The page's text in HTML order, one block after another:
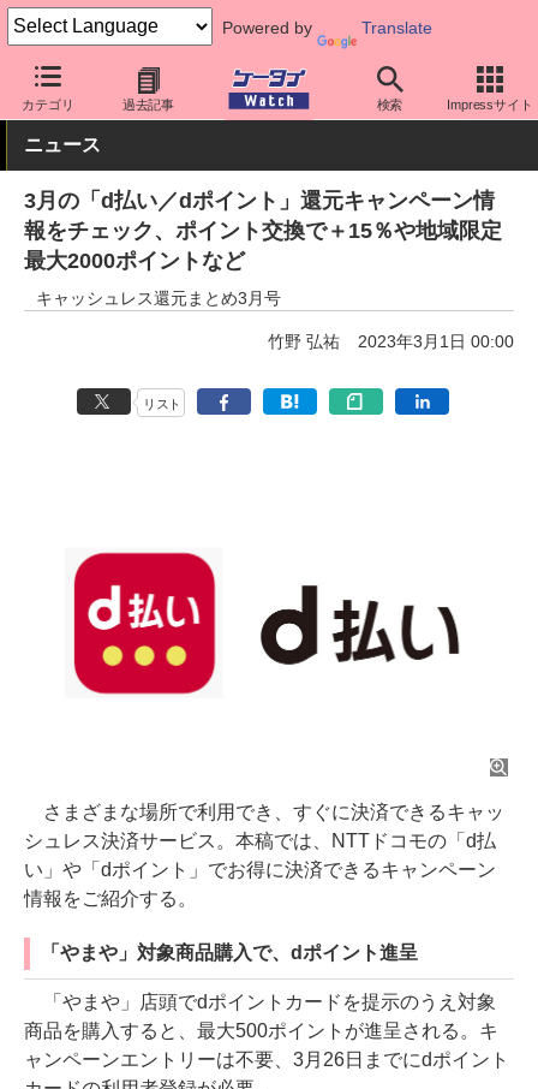
Powered by Translate
カテゴリ 過去記事 検索 Impressサイト
ケータイ Watch キャリア ドコモ アプリ・サービス
ニュース
3月の「d払い／dポイント」還元キャンペーン情
報をチェック、ポイント交換で＋15％や地域限定
最大2000ポイントなど
キャッシュレス還元まとめ3月号
竹野 弘祐 2023年3月1日 00:00
リスト
さまざまな場所で利用でき、すぐに決済できるキャッ
シュレス決済サービス。本稿では、NTTドコモの「d払
い」や「dポイント」でお得に決済できるキャンペーン
情報をご紹介する。
「やまや」対象商品購入で、dポイント進呈
「やまや」店頭でdポイントカードを提示のうえ対象
商品を購入すると、最大500ポイントが進呈される。キ
ャンペーンエントリーは不要、3月26日までにdポイント